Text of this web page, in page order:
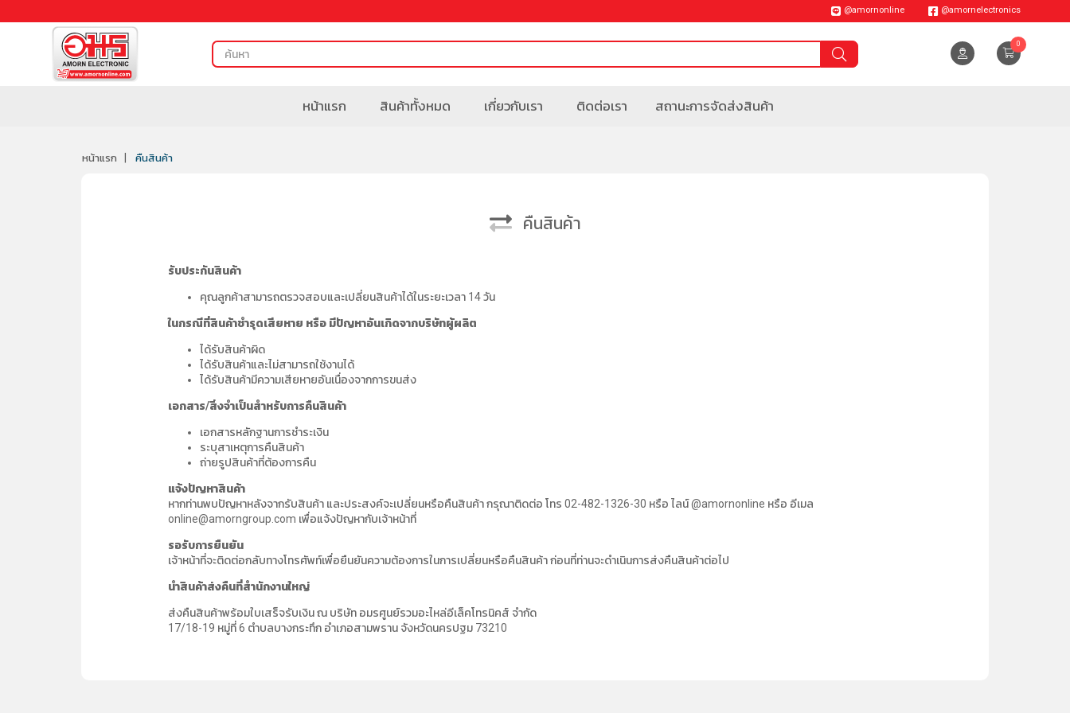
0
@amornonline @amornelectronics
หน้าแรก สินค้าทั้งหมด เกี่ยวกับเรา ติดต่อเรา สถานะการจัดส่งสินค้า
หน้าแรก คืนสินค้า
คืนสินค้า
รับประกันสินค้า
คุณลูกค้าสามารถตรวจสอบและเปลี่ยนสินค้าได้ในระยะเวลา 14 วัน
ในกรณีที่สินค้าชำรุดเสียหาย หรือ มีปัญหาอันเกิดจากบริษัทผู้ผลิต
ได้รับสินค้าผิด
ได้รับสินค้าและไม่สามารถใช้งานได้
ได้รับสินค้ามีความเสียหายอันเนื่องจากการขนส่ง
เอกสาร/สิ่งจำเป็นสำหรับการคืนสินค้า
เอกสารหลักฐานการชำระเงิน
ระบุสาเหตุการคืนสินค้า
ถ่ายรูปสินค้าที่ต้องการคืน
แจ้งปัญหาสินค้า
หากท่านพบปัญหาหลังจากรับสินค้า และประสงค์จะเปลี่ยนหรือคืนสินค้า กรุณาติดต่อ โทร 02-482-1326-30 หรือ ไลน์ @amornonline หรือ อีเมล
online@amorngroup.com เพื่อแจ้งปัญหากับเจ้าหน้าที่
รอรับการยืนยัน
เจ้าหน้าที่จะติดต่อกลับทางโทรศัพท์เพื่อยืนยันความต้องการในการเปลี่ยนหรือคืนสินค้า ก่อนที่ท่านจะดำเนินการส่งคืนสินค้าต่อไป
นำสินค้าส่งคืนที่สำนักงานใหญ่
ส่งคืนสินค้าพร้อมใบเสร็จรับเงิน ณ บริษัท อมรศูนย์รวมอะไหล่อีเล็คโทรนิคส์ จำกัด
17/18-19 หมู่ที่ 6 ตำบลบางกระทึก อำเภอสามพราน จังหวัดนครปฐม 73210